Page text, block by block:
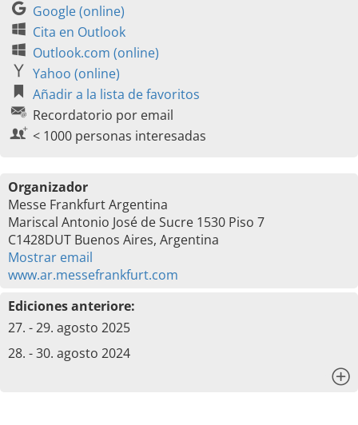
Google (online)
Cita en Outlook
Outlook.com (online)
Yahoo (online)
Añadir a la lista de favoritos
Recordatorio por email
< 1000 personas interesadas
Organizador
Messe Frankfurt Argentina
Mariscal Antonio José de Sucre 1530 Piso 7
C1428DUT Buenos Aires, Argentina
Mostrar email
www.ar.messefrankfurt.com
Ediciones anteriore:
27. - 29. agosto 2025
28. - 30. agosto 2024